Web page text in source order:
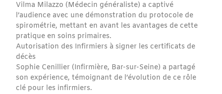
Vilma Milazzo (Médecin généraliste) a captivé
l’audience avec une démonstration du protocole de
spirométrie, mettant en avant les avantages de cette
pratique en soins primaires.
Autorisation des Infirmiers à signer les certificats de
décès
Sophie Cenillier (Infirmière, Bar-sur-Seine) a partagé
son expérience, témoignant de l’évolution de ce rôle
clé pour les infirmiers.